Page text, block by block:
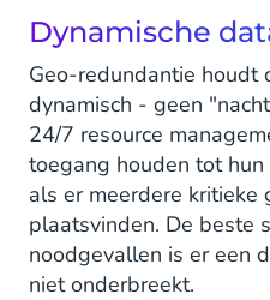
Dynamische
Geo-redundantie houdt
dynamisch - geen
24/7 resource
toegang houden tot
als er meerdere
plaatsvinden. De beste
noodgevallen is er een
niet onderbreekt.